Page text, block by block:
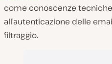
come conoscenze
all’autenticazione delle
filtraggio.